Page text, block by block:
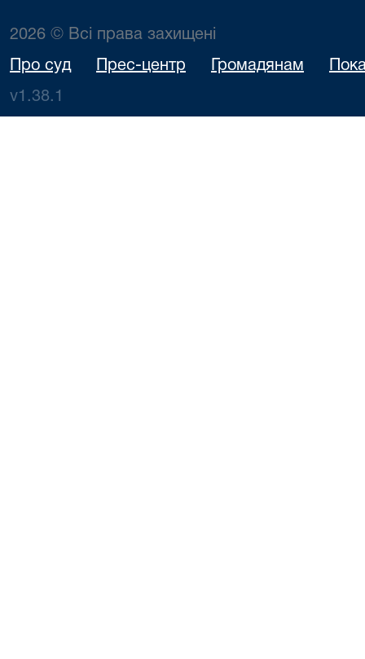
2026 © Всі права захищені
Про суд Прес-центр Громадянам
v1.38.1